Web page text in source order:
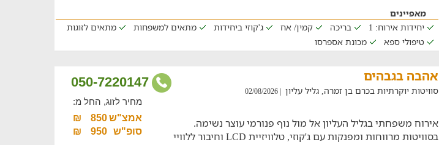
מאפיינים
יחידות אירוח: 1
בריכה קמין/ אח ג'קוזי ביחידות מתאים למשפחות
מתאים לזוגות
טיפולי ספא
מכונת אספרסו
050-7220147 אהבה בגבהים
סוויטות יוקרתיות בכרם בן זמרה, גליל עליון | 02/08/2026
אירוח משפחתי בגליל העליון אל מול נוף פנורמי עוצר נשימה.
בסוויטות מרווחות ומפנקות עם ג'קוזי, טלוויזיית LCD וחיבור ללוויי
מחיר לזוג, החל מ:
אמצ"ש850
₪
סופ"ש
950
₪